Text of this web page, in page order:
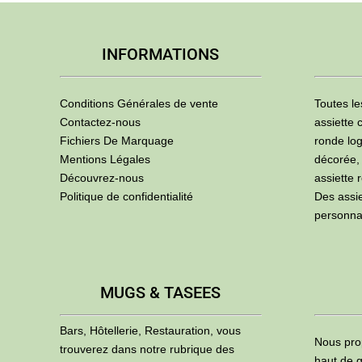
INFORMATIONS
Conditions Générales de vente
Contactez-nous
Fichiers De Marquage
Mentions Légales
Découvrez-nous
Politique de confidentialité
Toutes
assiette
ronde
assiette
Des
MUGS & TASEES
Bars, Hôtellerie, Restauration, vous
trouverez dans notre rubrique des
Nous